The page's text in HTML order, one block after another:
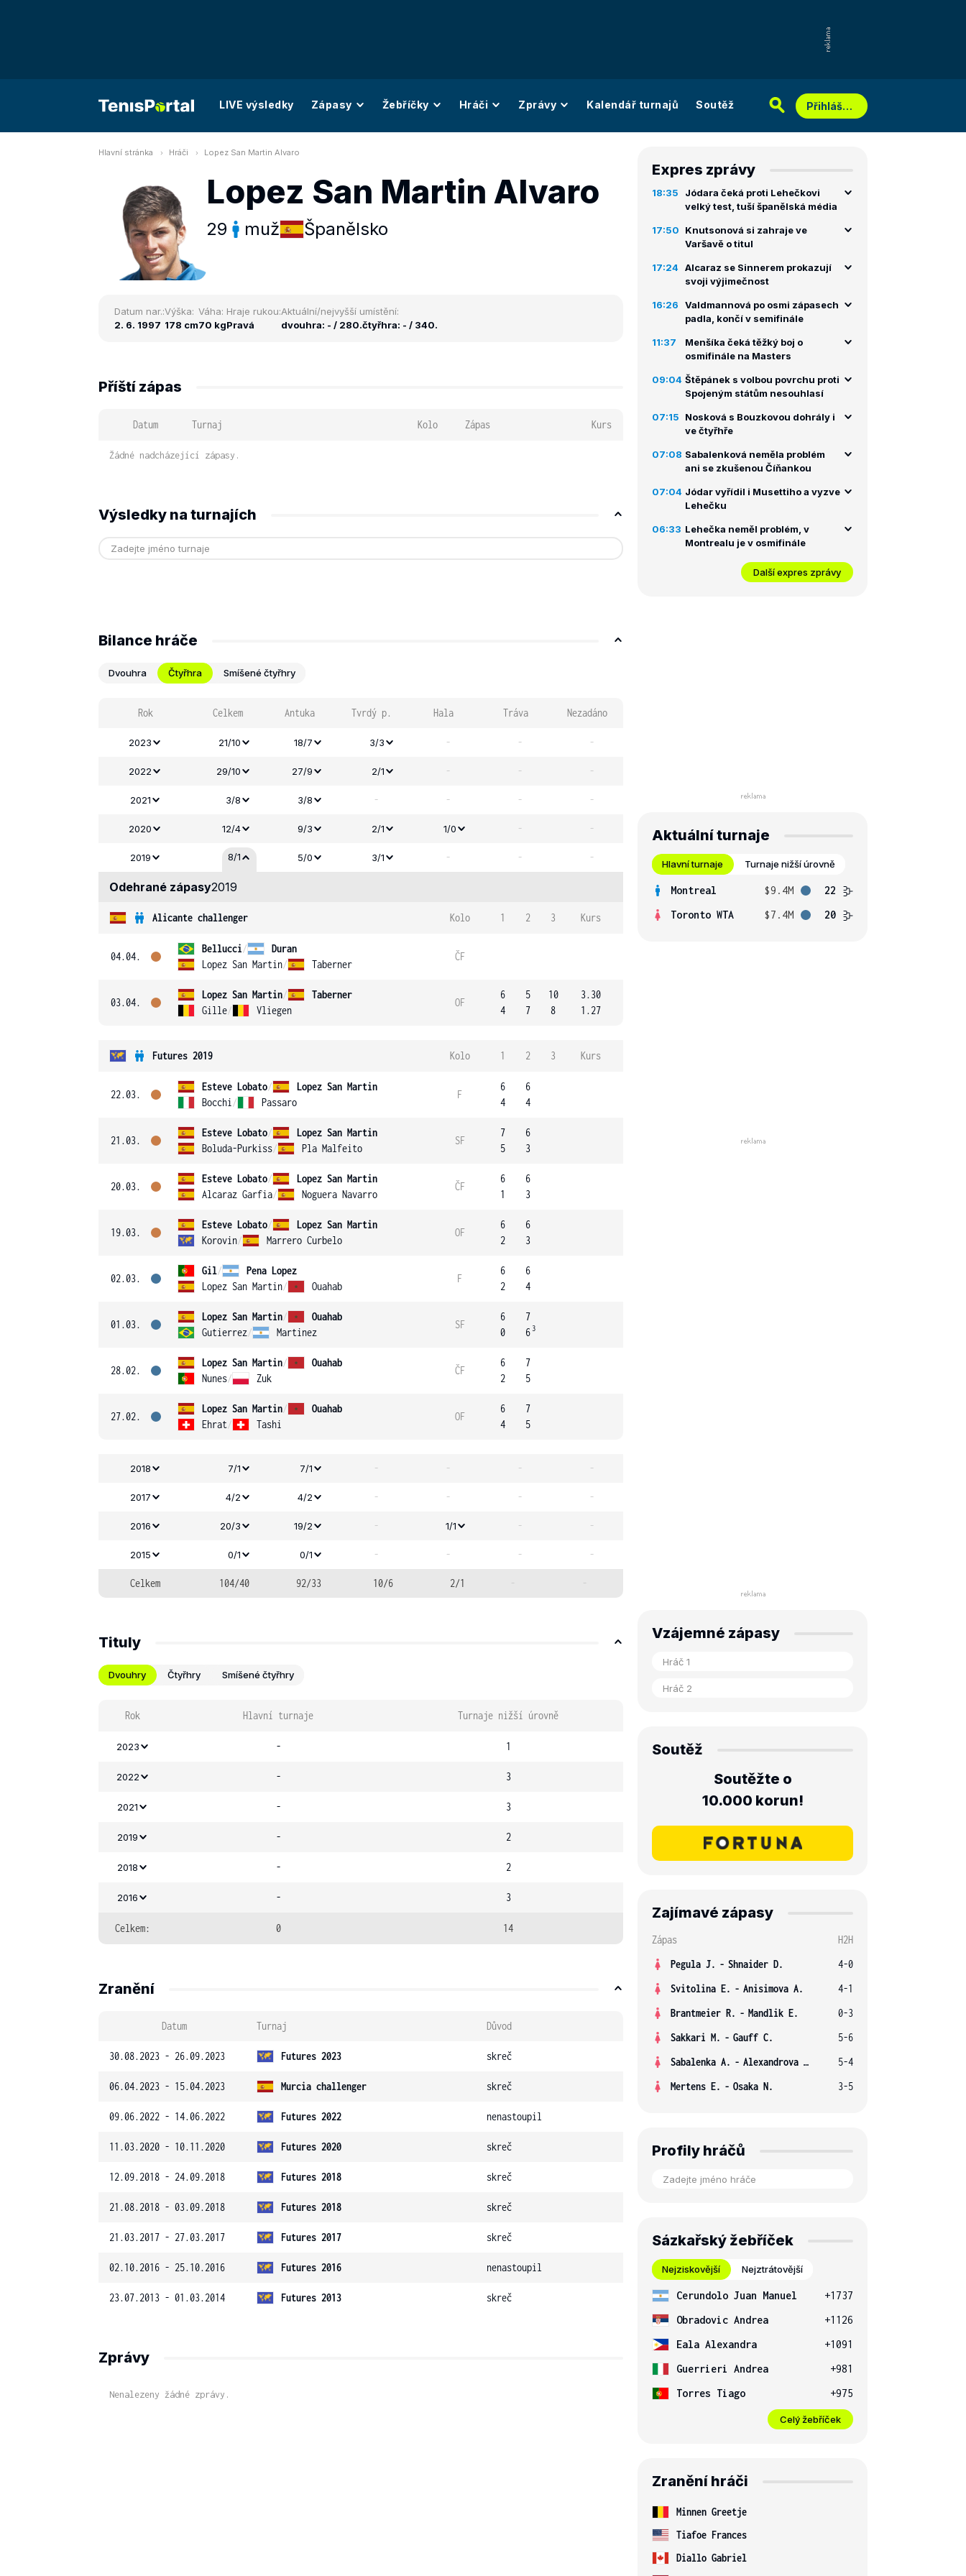
LIVE výsledky Zápasy Žebříčky Hráči Zprávy Kalendář turnajů Soutěž Přihlášení
Hlavní stránka Hráči Lopez San Martin Alvaro
Lopez San Martin Alvaro
29 muž Španělsko
Datum nar.:
2. 6. 1997
Výška:
178 cm
Váha:
70 kg
Hraje rukou:
Pravá
Aktuální/nejvyšší umístění:
dvouhra: - / 280.čtyřhra: - / 340.
Příští zápas
Datum Turnaj Kolo Zápas Kurs
Žádné nadcházející zápasy.
Výsledky na turnajích
Bilance hráče
Dvouhra Čtyřhra Smíšené čtyřhry
Rok Celkem Antuka Tvrdý p. Hala Tráva Nezadáno
2023 21/10 18/7 3/3 - - -
2022 29/10 27/9 2/1 - - -
2021 3/8 3/8 - - - -
2020 12/4 9/3 2/1 1/0 - -
2019 8/1 5/0 3/1 - - -
Odehrané zápasy2019
Alicante challenger Kolo 1 2 3 Kurs
04.04.
Bellucci/
Duran
Lopez San Martin/ Taberner
ČF
03.04.
Lopez San Martin/
Taberner
Gille/ Vliegen
OF
6
4
5
7
10
8
3.30
1.27
Futures 2019 Kolo 1 2 3 Kurs
22.03.
Esteve Lobato/
Lopez San Martin
Bocchi / Passaro
F
6
4
6
4
21.03.
Esteve Lobato/
Lopez San Martin
Boluda-Purkiss/ Pla Malfeito
SF
7
5
6
3
20.03.
Esteve Lobato/
Lopez San Martin
Alcaraz Garfia/ Noguera Navarro
ČF
6
1
6
3
19.03.
Esteve Lobato/
Lopez San Martin
Korovin/ Marrero Curbelo
OF
6
2
6
3
02.03.
Gil/
Pena Lopez
Lopez San Martin/ Ouahab
F
6
2
6
4
01.03.
Lopez San Martin/
Ouahab
Gutierrez/ Martinez
SF
6
0
7
6 3
28.02.
Lopez San Martin/
Ouahab
Nunes/ Zuk
ČF
6
2
7
5
27.02.
Lopez San Martin/
Ouahab
Ehrat/ Tashi
OF
6
4
7
5
2018 7/1 7/1 - - - -
2017 4/2 4/2 - - - -
2016 20/3 19/2 - 1/1 - -
2015 0/1 0/1 - - - -
Celkem 104/40 92/33 10/6 2/1 - -
Tituly
Dvouhry Čtyřhry Smíšené čtyřhry
Rok Hlavní turnaje Turnaje nižší úrovně
2023 - 1
2022 - 3
2021 - 3
2019 - 2
2018 - 2
2016 - 3
Celkem: 0 14
Zranění
Datum Turnaj Důvod
30.08.2023 - 26.09.2023 Futures 2023 skreč
06.04.2023 - 15.04.2023 Murcia challenger skreč
09.06.2022 - 14.06.2022 Futures 2022 nenastoupil
11.03.2020 - 10.11.2020 Futures 2020 skreč
12.09.2018 - 24.09.2018 Futures 2018 skreč
21.08.2018 - 03.09.2018 Futures 2018 skreč
21.03.2017 - 27.03.2017 Futures 2017 skreč
02.10.2016 - 25.10.2016 Futures 2016 nenastoupil
23.07.2013 - 01.03.2014 Futures 2013 skreč
Zprávy
Nenalezeny žádné zprávy.
Expres zprávy
18:35
Jódara čeká proti Lehečkovi
velký test, tuší španělská média
17:50
Knutsonová si zahraje ve
Varšavě o titul
17:24 Alcaraz se Sinnerem prokazují
svoji výjimečnost
16:26
Valdmannová po osmi zápasech
padla, končí v semifinále
11:37
Menšíka čeká těžký boj o
osmifinále na Masters
09:04 Štěpánek s volbou povrchu proti
Spojeným státům nesouhlasí
07:15
Nosková s Bouzkovou dohrály i
ve čtyřhře
07:08 Sabalenková neměla problém
ani se zkušenou Číňankou
07:04 Jódar vyřídil i Musettiho a vyzve
Lehečku
06:33 Lehečka neměl problém, v
Montrealu je v osmifinále
Další expres zprávy
Aktuální turnaje
Hlavní turnaje Turnaje nižší úrovně
Montreal $9.4M
22
Toronto WTA
$7.4M 20
Vzájemné zápasy
Soutěž
Soutěžte o
10.000 korun!
Zajímavé zápasy
Zápas
H2H
Pegula J. - Shnaider D.
4-0
Svitolina E. - Anisimova A.
4-1
Brantmeier R. - Mandlik E.
0-3
Sakkari M. - Gauff C.
5-6
Sabalenka A. - Alexandrova E.
5-4
Mertens E. - Osaka N. 3-5
Profily hráčů
Sázkařský žebříček
Nejziskovější Nejztrátovější
Cerundolo Juan Manuel
+1737
Obradovic Andrea
+1126
Eala Alexandra
+1091
Guerrieri Andrea
+981
Torres Tiago
+975
Celý žebříček
Zranění hráči
Minnen Greetje
Tiafoe Frances
Diallo Gabriel